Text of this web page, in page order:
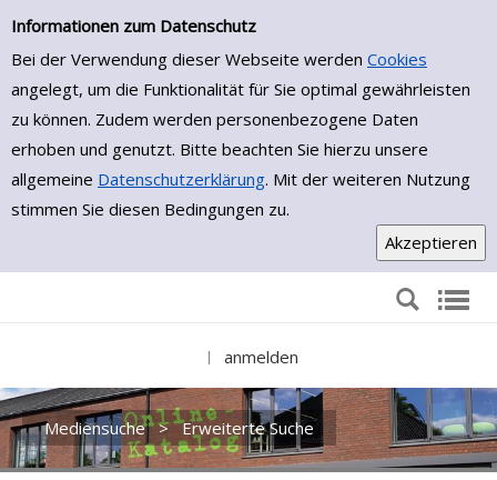
Erweiterte Suche
Informationen zum Datenschutz
Bei der Verwendung dieser Webseite werden Cookies
angelegt, um die Funktionalität für Sie optimal gewährleisten
zu können. Zudem werden personenbezogene Daten
erhoben und genutzt. Bitte beachten Sie hierzu unsere
allgemeine Datenschutzerklärung. Mit der weiteren Nutzung
stimmen Sie diesen Bedingungen zu.
Zur erweiterten Suche springen
anmelden
Mediensuche>Erweiterte Suche